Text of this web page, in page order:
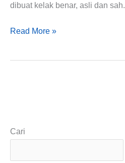
dibuat kelak benar, asli dan sah.
Read More »
Cari